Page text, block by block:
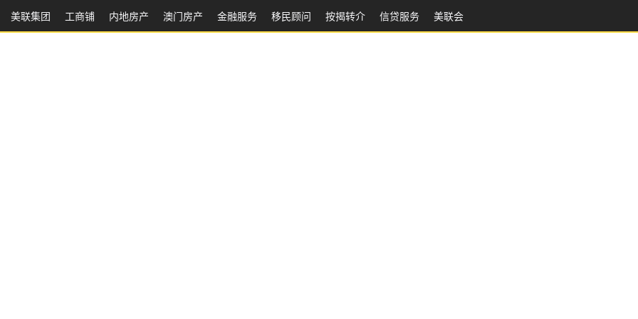
美联集团 工商铺 内地房产 澳⻔房产 金融服务 移民顾问 按揭转介 信贷服务 美联会